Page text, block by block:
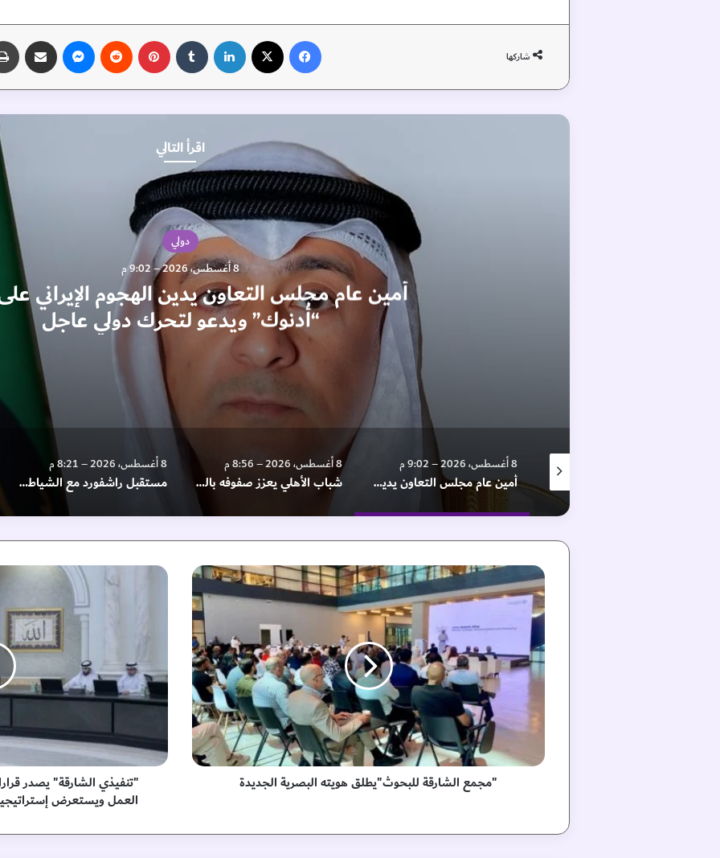
شاركها
فيسبوك بينتيريست
اقرأ التالي
دولي
8 أغسطس، 2026 – 9:02 م
أمين عام مجلس التعاون يدين الهجوم الإيراني
“أدنوك” ويدعو لتحرك دولي عاجل
8 أغسطس، 2026 – 9:02 م
أمين عام مجلس التعاون يدين الهجوم الإيراني على ناقلة “أدنوك” ويدعو لتحرك دولي عاجل
8 أغسطس، 2026 – 8:56 م
شباب الأهلي يعزز صفوفه بالسورينامي ماركيلو
8 أغسطس، 2026 – 8:21 م
مستقبل راشفورد مع الشياطين بين البقاء والرحيل
"
م
ج
م
ع
ا
ل
ة
"مجمع الشارقة للبحوث"يطلق هويته البصرية الجديدة
"
ي
ل
ا
ر
"تنفيذي الشارقة" يصدر
العمل ويستعرض إستراتيجية